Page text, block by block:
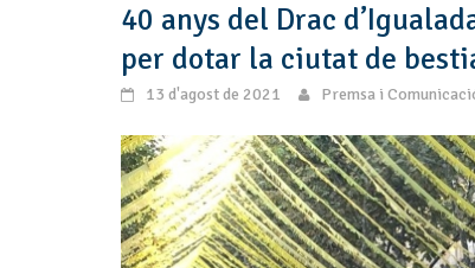
40 anys del Drac
per dotar la ciutat de
13 d'agost de 2021 Premsa i